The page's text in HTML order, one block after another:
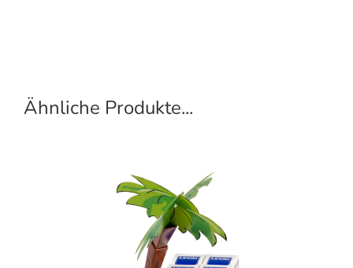
Ähnliche Produkte...